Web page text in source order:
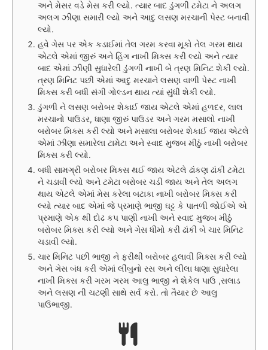
અને મેસર વડે મેસ કરી લ્યો. ત્યાર બાદ ડુંગળી ટમેટા ને અલગ
અલગ ઝીણા સમારી લ્યો અને આદુ લસણ મરચાની પેસ્ટ બનાવી
લ્યો.
હવે ગેસ પર એક કડાઈમાં તેલ ગરમ કરવા મૂકો તેલ ગરમ થાય
એટલે એમાં જીરું અને હિંગ નાખી મિક્સ કરી લ્યો અને ત્યાર
બાદ એમાં ઝીણી સુધારેલી ડુંગળી નાખી બે ત્રણ મિનિટ શેકી લ્યો.
ત્રણ મિનિટ પછી એમાં આદુ મરચાને લસણ વાળી પેસ્ટ નાખી
મિક્સ કરી બધી સંગી ગોલ્ડન થાય ત્યાં સુંધી શેકી લ્યો.
ડુંગળી ને લસણ બરોબર શેકાઈ જાય એટલે એમાં હળદર, લાલ
મરચાનો પાઉડર, ધાણા જીરું પાઉડર અને ગરમ મસાલો નાખી
બરોબર મિક્સ કરી લ્યો અને મસાલા બરોબર શેકાઈ જાય એટલે
એમાં ઝીણા સમારેલા ટામેટા અને સ્વાદ મુજબ મીઠું નાખી બરોબર
મિક્સ કરી લ્યો.
બધી સામગ્રી બરોબર મિક્સ થઈ જાય એટલે ઢાંકણ ઢાંકી ટમેટા
ને ચડાવી લ્યો અને ટમેટા બરોબર ચડી જાય અને તેલ અલગ
થાય એટલે એમાં મેસ કરેલા બટાકા નાખી બરોબર મિક્સ કરી
લ્યો ત્યાર બાદ એમાં જે પ્રમાણે ભાજી ઘટ્ટ કે પાતળી જોઈએ એ
પ્રમાણે એક થી દોઢ કપ પાણી નાખી અને સ્વાદ મુજબ મીઠું
બરોબર મિક્સ કરી લ્યો અને ગેસ ધીમો કરી ઢાંકી બે ચાર મિનિટ
ચડાવી લ્યો.
ચાર મિનિટ પછી ભાજી ને ફરીથી બરોબર હલાવી મિક્સ કરી લ્યો
અને ગેસ બંધ કરી એમાં લીંબુનો રસ અને લીલા ધાણા સુધારેલા
નાખી મિક્સ કરી ગરમ ગરમ આલુ ભાજી ને શેકેલ પાઉ ,સલાડ
અને લસણ ની ચટણી સાથે સર્વ કરો. તો તૈયાર છે આલુ
પાઉંભાજી.